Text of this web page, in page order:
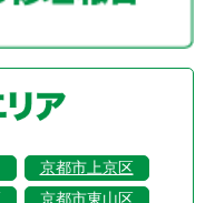
京都市上京区
京都市東山区